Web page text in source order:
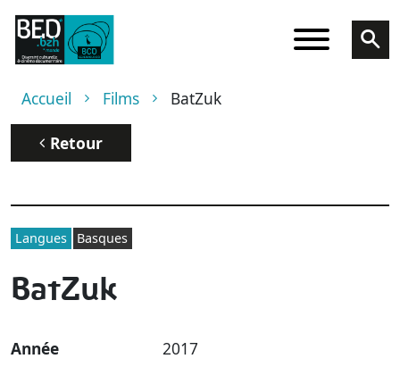
Aller au contenu principal
Fil d'Ariane
Accueil Films BatZuk
Retour
Langues Basques
BatZuk
Année 2017